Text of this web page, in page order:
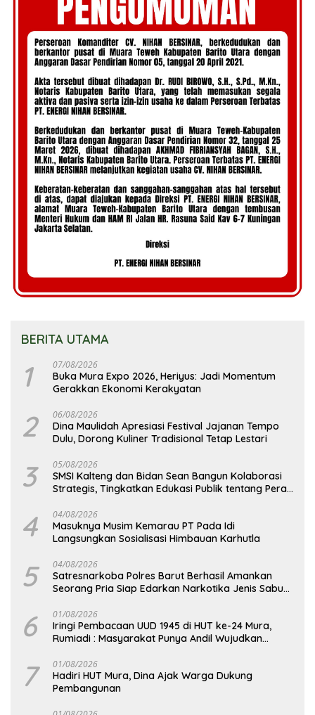
BERITA UTAMA
1 07/08/2026
Buka Mura Expo 2026, Heriyus: Jadi Momentum
Gerakkan Ekonomi Kerakyatan
2 06/08/2026
Dina Maulidah Apresiasi Festival Jajanan Tempo
Dulu, Dorong Kuliner Tradisional Tetap Lestari
3 05/08/2026
SMSI Kalteng dan Bidan Sean Bangun Kolaborasi
Strategis, Tingkatkan Edukasi Publik tentang Peran
4 04/08/2026
Masuknya Musim Kemarau PT Pada Idi
Langsungkan Sosialisasi Himbauan Karhutla
5 04/08/2026
Satresnarkoba Polres Barut Berhasil Amankan
Seorang Pria Siap Edarkan Narkotika Jenis Sabu
6 01/08/2026
Iringi Pembacaan UUD 1945 di HUT ke-24 Mura,
Rumiadi : Masyarakat Punya Andil Wujudkan
7 01/08/2026
Hadiri HUT Mura, Dina Ajak Warga Dukung
Pembangunan